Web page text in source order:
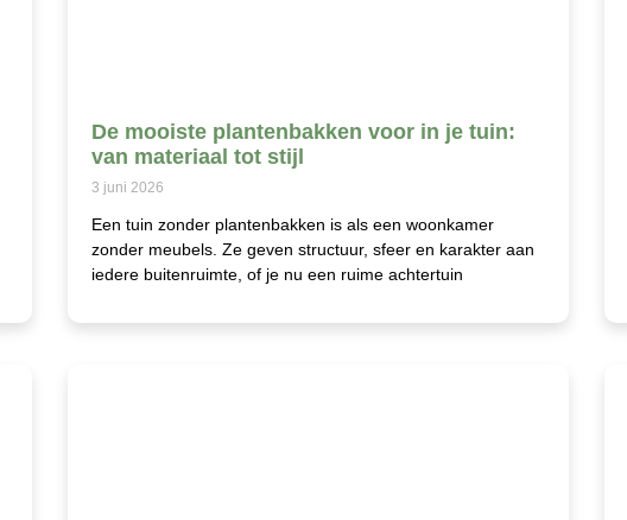
De mooiste plantenbakken voor in je tuin:
van materiaal tot stijl
3 juni 2026
Een tuin zonder plantenbakken is als een woonkamer
zonder meubels. Ze geven structuur, sfeer en karakter aan
iedere buitenruimte, of je nu een ruime achtertuin